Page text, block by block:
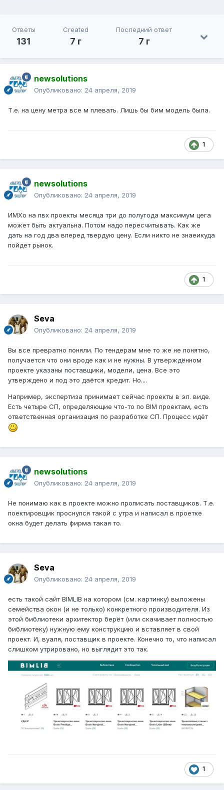
Ответы
131
Created
7 г
Последний ответ
7 г
newsolutions
Опубликовано: 24 апреля, 2019
Т.е. на цену метра все м плевать. Лишь бы бим модель была.
1
newsolutions
Опубликовано: 24 апреля, 2019
ИМХо на пвх проекты месяца три до полугода максимум цега
может быть актуальна. Потом надо пересчитывать. Как же
дать на год два вперед твердую цену. Если никто не знаеикуда
пойдет рынок.
1
Seva
Опубликовано: 24 апреля, 2019
Вы все превратно поняли. По тендерам мне то же не понятно,
получается что они вроде как и не нужны. В утверждённом
проекте указаны поставщики, модели, цена. Все это
утверждено и под это даётся кредит. Но....
Например, экспертиза принимает сейчас проекты в эл. виде.
Есть четыре СП, определяющие что-то по BIM проектам, есть
ответственная организация по разработке СП. Процесс идёт
newsolutions
Опубликовано: 24 апреля, 2019
Не понимаю как в проекте можно прописать поставщиков. Т.е.
поектировщик проснулся такой с утра и написал в проетке
окна будет делать фирма такая то.
Seva
Опубликовано: 24 апреля, 2019
есть такой сайт BIMLIB на котором (см. картинку) выложены
семейства окон (и не только) конкретного производителя. Из
этой библиотеки архитектор берёт (или скачивает полностью
библиотеку) нужную ему конструкцию и вставляет в свой
проект. И, вуаля, поставщик в проекте. Конечно то, что написал
слишком утрировано, но выглядит это так.
1